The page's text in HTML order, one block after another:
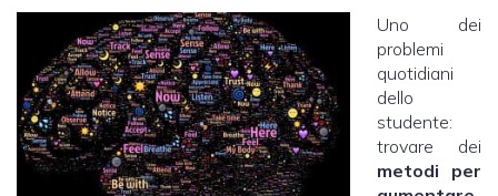
Uno dei
problemi
quotidiani
dello
studente:
trovare dei
metodi per